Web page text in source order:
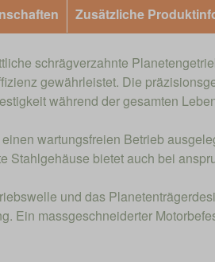
Zusätzliche
schrägverzahnte
gewährleistet. Die
während der gesamten
wartungsfreien Betrieb
Stahlgehäuse bietet auch bei
und das
Ein massgeschneiderter